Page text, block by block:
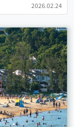
2026.02.24